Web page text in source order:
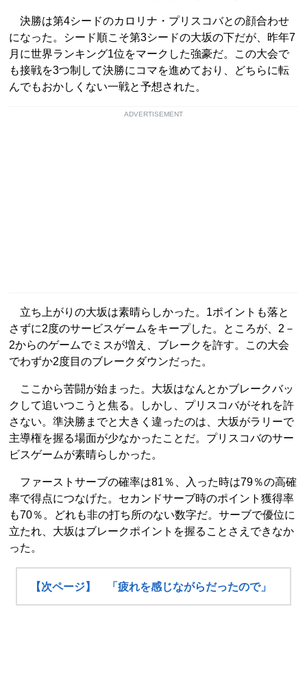
決勝は第4シードのカロリナ・プリスコバとの顔合わせ
になった。シード順こそ第3シードの大坂の下だが、昨年7
月に世界ランキング1位をマークした強豪だ。この大会で
も接戦を3つ制して決勝にコマを進めており、どちらに転
んでもおかしくない一戦と予想された。
ADVERTISEMENT
立ち上がりの大坂は素晴らしかった。1ポイントも落と
さずに2度のサービスゲームをキープした。ところが、2－
2からのゲームでミスが増え、ブレークを許す。この大会
でわずか2度目のブレークダウンだった。
ここから苦闘が始まった。大坂はなんとかブレークバッ
クして追いつこうと焦る。しかし、プリスコバがそれを許
さない。準決勝までと大きく違ったのは、大坂がラリーで
主導権を握る場面が少なかったことだ。プリスコバのサー
ビスゲームが素晴らしかった。
ファーストサーブの確率は81％、入った時は79％の高確
率で得点につなげた。セカンドサーブ時のポイント獲得率
も70％。どれも非の打ち所のない数字だ。サーブで優位に
立たれ、大坂はブレークポイントを握ることさえできなか
った。
【次ページ】 「疲れを感じながらだったので」